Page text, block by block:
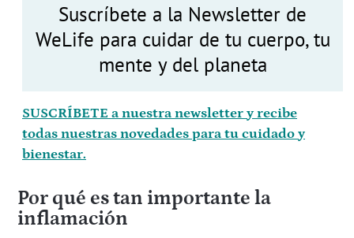
Suscríbete a la Newsletter de
WeLife para cuidar de tu cuerpo, tu
mente y del planeta
SUSCRÍBETE a nuestra newsletter y recibe
todas nuestras novedades para tu cuidado y
bienestar.
Por qué es tan importante la
inflamación